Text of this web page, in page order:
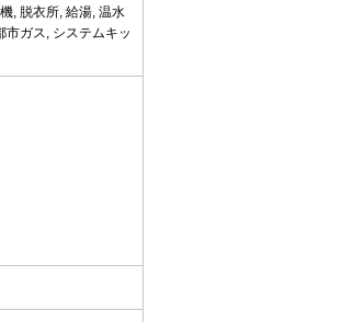
, 脱衣所, 給湯, 温水
ガス, システムキッ